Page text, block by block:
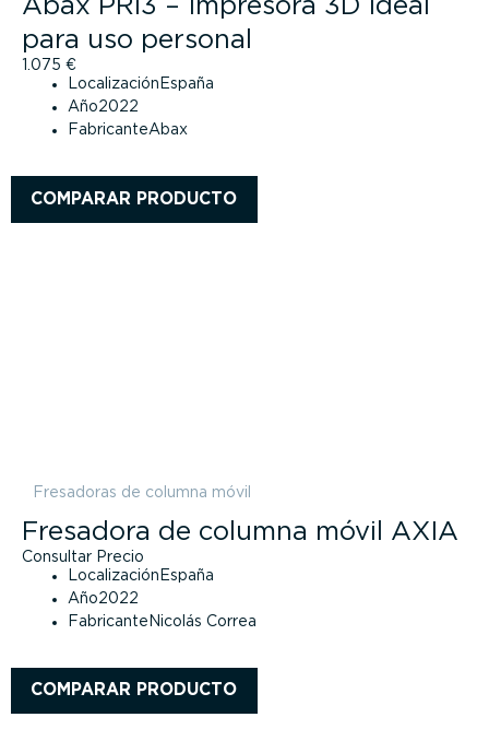
Abax PRi3 – Impresora 3D ideal
para uso personal
1.075 €
Localización España
Año2022
FabricanteAbax
COMPARAR PRODUCTO
Fresadoras de columna móvil
Fresadora de columna móvil AXIA
Consultar Precio
Localización España
Año2022
Fabricante Nicolás Correa
COMPARAR PRODUCTO